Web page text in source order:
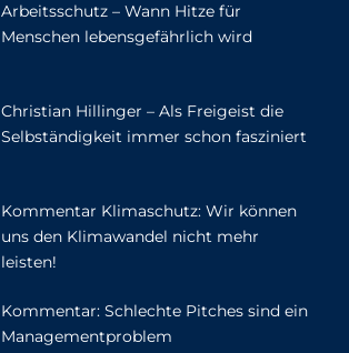
Arbeitsschutz – Wann Hitze für
Menschen lebensgefährlich wird
Christian Hillinger – Als Freigeist die
Selbständigkeit immer schon fasziniert
Kommentar Klimaschutz: Wir können
uns den Klimawandel nicht mehr
leisten!
Kommentar: Schlechte Pitches sind ein
Managementproblem